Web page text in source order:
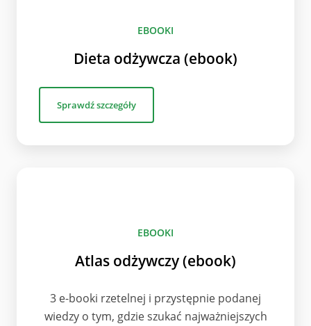
EBOOKI
Dieta odżywcza (ebook)
Sprawdź szczegóły
EBOOKI
Atlas odżywczy (ebook)
3 e-booki rzetelnej i przystępnie podanej
wiedzy o tym, gdzie szukać najważniejszych